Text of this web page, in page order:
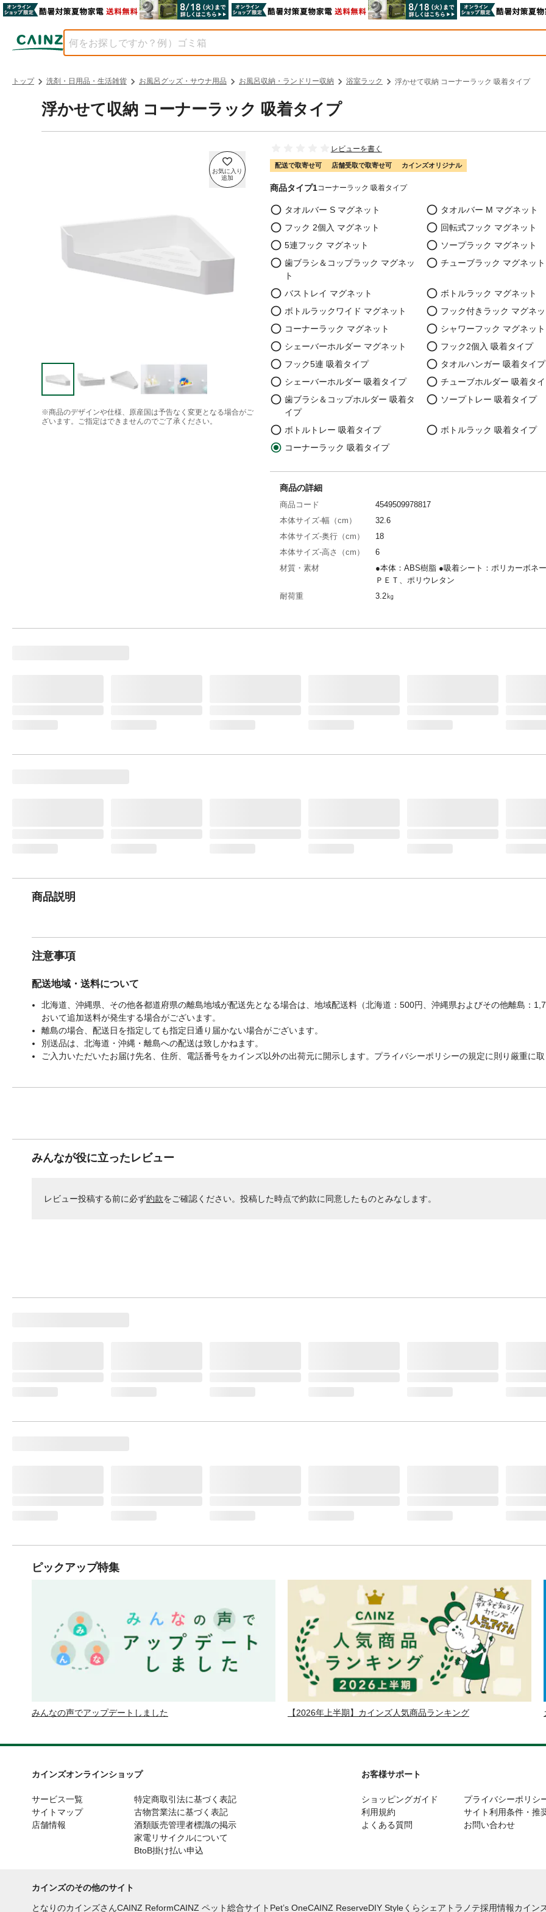
トップ 洗剤・日用品・生活雑貨 お風呂グッズ・サウナ用品 お風呂収納・ランドリー収納 浴室ラック 浮かせて収納 コーナーラック 吸着タイプ
浮かせて収納 コーナーラック 吸着タイプ
※商品のデザインや仕様、原産国は予告なく変更となる場合がご
ざいます。ご指定はできませんのでご了承ください。
レビューを書く
配送で取寄せ可 店舗受取で取寄せ可 カインズオリジナル
商品タイプ1コーナーラック 吸着タイプ
タオルバー S マグネット
タオルバー M マグネット
フック 2個入 マグネット
回転式フック マグネット
5連フック マグネット
ソープラック マグネット
歯ブラシ＆コップラック マグネッ
ト
チューブラック マグネット
バストレイ マグネット
ボトルラック マグネット
ボトルラックワイド マグネット
フック付きラック マグネ
コーナーラック マグネット
シャワーフック マグネット
シェーバーホルダー マグネット
フック2個入 吸着タイプ
フック5連 吸着タイプ
タオルハンガー 吸着タイプ
シェーバーホルダー 吸着タイプ
チューブホルダー 吸着タ
歯ブラシ＆コップホルダー 吸着タ
イプ
ソープトレー 吸着タイプ
ボトルトレー 吸着タイプ
ボトルラック 吸着タイプ
コーナーラック 吸着タイプ
商品の詳細
商品コード
4549509978817
本体サイズ-幅（cm）
32.6
本体サイズ-奥行（cm）
18
本体サイズ-高さ（cm）
6
材質・素材
●本体：ABS樹脂 ●吸着シート：ポリカーボネ
ＰＥＴ、ポリウレタン
耐荷重
3.2㎏
生産国
中国
商品説明
注意事項
配送地域・送料について
北海道、沖縄県、その他各都道府県の離島地域が配送先となる場合は、地域配送料（北海道：500円、沖縄県およびその他離島：
おいて追加送料が発生する場合がございます。
離島の場合、配送日を指定しても指定日通り届かない場合がございます。
別送品は、北海道・沖縄・離島への配送は致しかねます。
ご入力いただいたお届け先名、住所、電話番号をカインズ以外の出荷元に開示します。プライバシーポリシーの規定に則り厳重に
みんなが役に立ったレビュー
レビュー投稿する前に必ず約款をご確認ください。投稿した時点で約款に同意したものとみなします。
ピックアップ特集
みんなの声でアップデートしました 【2026年上半期】カインズ人気商品ランキング
カインズオンラインショップ
サービス一覧
サイトマップ
店舗情報
特定商取引法に基づく表記
古物営業法に基づく表記
酒類販売管理者標識の掲示
家電リサイクルについて
BtoB掛け払い申込
お客様サポート
ショッピングガイド
利用規約
よくある質問
プライバシーポリシ
サイト利用条件・推
お問い合わせ
カインズのその他のサイト
となりのカインズさんCAINZ ReformCAINZ ペット総合サイト Pet’s OneCAINZ ReserveDIY Styleくらシェア トラノテ採用情報カイン